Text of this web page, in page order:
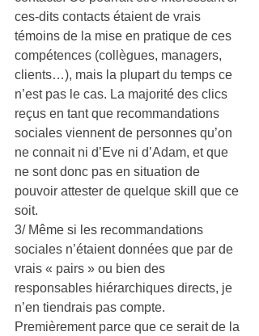
ces-dits contacts étaient de vrais
témoins de la mise en pratique de ces
compétences (collègues, managers,
clients…), mais la plupart du temps ce
n’est pas le cas. La majorité des clics
reçus en tant que recommandations
sociales viennent de personnes qu’on
ne connait ni d’Eve ni d’Adam, et que
ne sont donc pas en situation de
pouvoir attester de quelque skill que ce
soit.
3/ Même si les recommandations
sociales n’étaient données que par de
vrais « pairs » ou bien des
responsables hiérarchiques directs, je
n’en tiendrais pas compte.
Premièrement parce que ce serait de la